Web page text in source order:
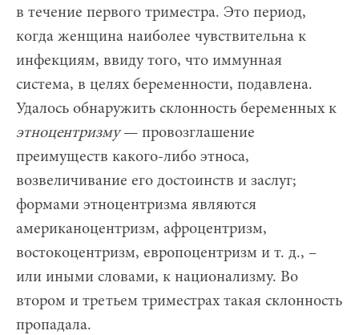
в течение первого триместра. Это период,
когда женщина наиболее чувствительна к
инфекциям, ввиду того, что иммунная
система, в целях беременности, подавлена.
Удалось обнаружить склонность беременных к
этноцентризму— провозглашение
преимуществ какого-либо этноса,
возвеличивание его достоинств и заслуг;
формами этноцентризма являются
американоцентризм, афроцентризм,
востокоцентризм, европоцентризм и т. д., –
или иными словами, к национализму. Во
втором и третьем триместрах такая склонность
пропадала.